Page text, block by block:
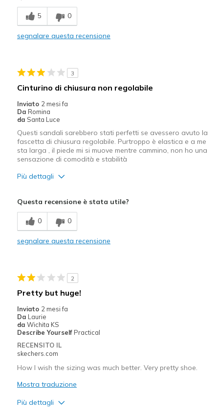
Stylish
Migliori Utilizzi:
Casual Wear
Feels true to size
View On Shoes
5 0
segnalare questa recensione
3
Cinturino di chiusura non regolabile
Inviato 2 mesi fa
Da Romina
da Santa Luce
Questi sandali sarebbero stati perfetti se avessero avuto la
fascetta di chiusura regolabile. Purtroppo è elastica e a me
sta larga , il piede mi si muove mentre cammino, non ho una
sensazione di comodità e stabilità
Più dettagli
Questa recensione è stata utile?
0 0
segnalare questa recensione
2
Pretty but huge!
Inviato 2 mesi fa
Da Laurie
da Wichita KS
Describe Yourself Practical
RECENSITO IL
skechers.com
How I wish the sizing was much better. Very pretty shoe.
Mostra traduzione
Più dettagli